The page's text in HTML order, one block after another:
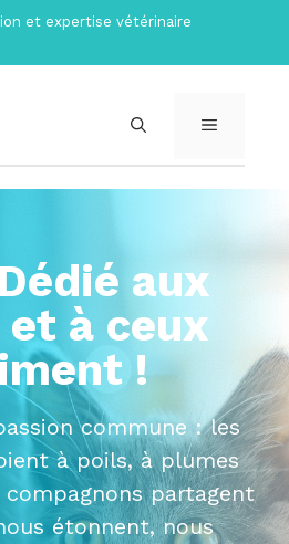
et expertise vétérinaire
MENU
aux
à ceux
!
commune : les
à poils, à plumes
partagent
étonnent, nous